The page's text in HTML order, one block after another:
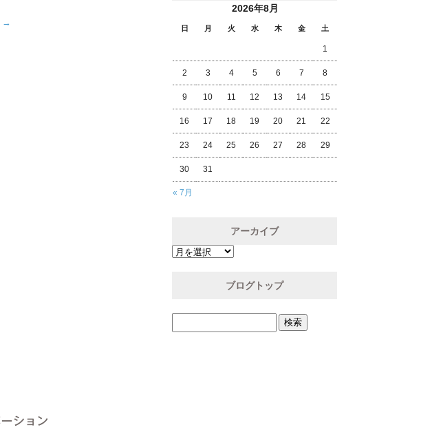
→
2026年8月
日 月 火 水 木 金 土
« 7月
1
2 3 4 5 6 7 8
9 10 11 12 13 14 15
16 17 18 19 20 21 22
23 24 25 26 27 28 29
30 31
アーカイブ
ブログトップ